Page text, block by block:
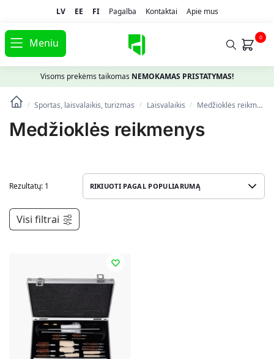
LV EE FI Pagalba Kontaktai Apie mus
Meniu 0
Visoms prekėms taikomas NEMOKAMAS PRISTATYMAS!
/ Sportas, laisvalaikis, turizmas / Laisvalaikis / Medžioklės reikmenys
Medžioklės reikmenys
Rezultatų: 1
Visi filtrai